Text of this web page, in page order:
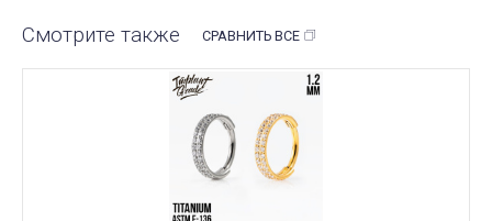
Смотрите также СРАВНИТЬ ВСЕ